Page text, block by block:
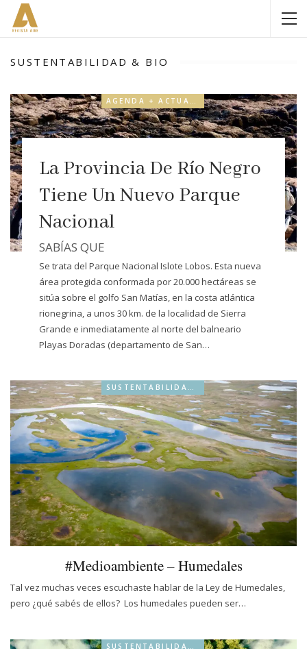
SUSTENTABILIDAD & BIO
La Provincia De Río Negro
Tiene Un Nuevo Parque
Nacional
SABÍAS QUE
Se trata del Parque Nacional Islote Lobos. Esta nueva
área protegida conformada por 20.000 hectáreas se
sitúa sobre el golfo San Matías, en la costa atlántica
rionegrina, a unos 30 km. de la localidad de Sierra
Grande e inmediatamente al norte del balneario
Playas Doradas (departamento de San…
#Medioambiente – Humedales
Tal vez muchas veces escuchaste hablar de la Ley de Humedales,
pero ¿qué sabés de ellos? Los humedales pueden ser…
SUSTENTABILIDAD & BIO